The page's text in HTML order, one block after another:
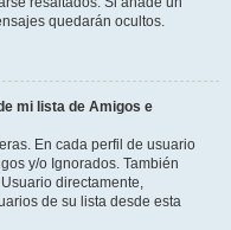
quedarán ocultos.
mi lista de Amigos e
En cada perfil de usuario
y/o Ignorados. También
directamente,
de su lista desde esta